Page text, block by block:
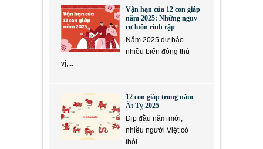
Vận hạn của 12 con giáp
năm 2025: Những nguy
cơ luôn rình rập
Năm 2025 dự báo
nhiều biến động thú
vị,...
12 con giáp trong năm
Ất Tỵ 2025
Dịp đầu năm mới,
nhiều người Việt có
thói...